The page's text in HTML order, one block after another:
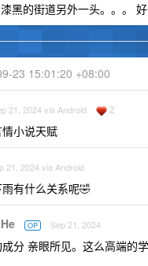
黑的街道另外一头。。。
23 15:01:20 +08:00
21, 2024 via Android 2
小说天赋
21, 2024 via Android
有什么关系呢🤣
OP Sep 21, 2024
分 亲眼所见。这么高端的